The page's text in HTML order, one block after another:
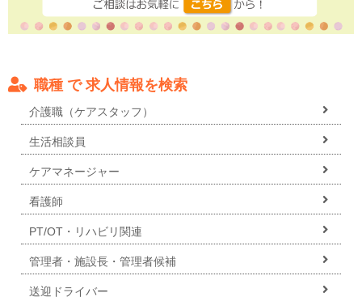
職種 で 求人情報を検索
介護職（ケアスタッフ）
生活相談員
ケアマネージャー
看護師
PT/OT・リハビリ関連
管理者・施設長・管理者候補
送迎ドライバー